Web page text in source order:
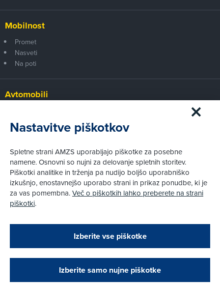
Zapri
Podarjamo vam 10 €!
Obstoječi in novi AMZS člani, ki boste v AMZS
opravili registracijo vozila, boste prejeli
vrednostno darilno kartico z dobroimetjem v višini
Mobilnost
Promet
Nasveti
Na poti
Avtomobili
Prvi pogled
Za volanom
Tehnika
Pravni vidiki
Piškotki
Pravno obvestilo
Pri spletni včlanitvi so podprta naslednja plačilna sredstva:
Nastavitve piškotkov
Spletne strani AMZS uporabljajo piškotke za posebne
namene. Osnovni so nujni za delovanje spletnih storitev.
Piškotki analitike in trženja pa nudijo boljšo uporabniško
izkušnjo, enostavnejšo uporabo strani in prikaz ponudbe, ki je
za vas pomembna.Več o piškotkih lahko preberete na strani
piškotki.
Izberite vse piškotke
Izberite samo nujne piškotke